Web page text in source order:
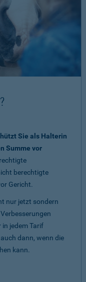
Sie als Halterin
Summe vor
berechtigte
Gericht.
nur jetzt sondern
jedem Tarif
auch dann, wenn die
kann.